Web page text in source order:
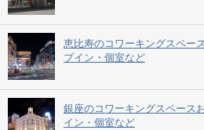
恵比寿のコワーキングスペー
プイン・個室など
銀座のコワーキングスペース
イン・個室など